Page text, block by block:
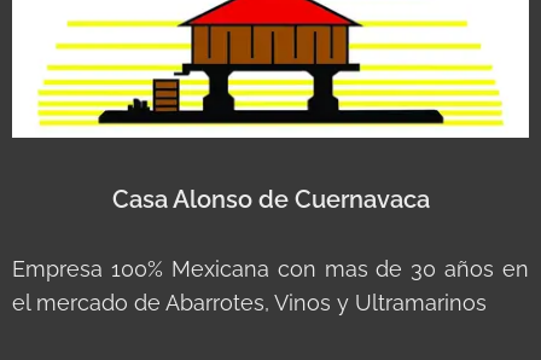
Casa Alonso de Cuernavaca
Empresa 100% Mexicana con mas de 30 años en
el mercado de Abarrotes, Vinos y Ultramarinos